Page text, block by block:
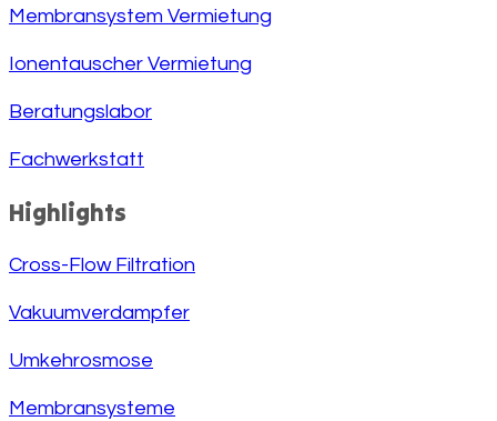
Membransystem Vermietung
Ionentauscher Vermietung
Beratungslabor
Fachwerkstatt
Highlights
Cross-Flow Filtration
Vakuumverdampfer
Umkehrosmose
Membransysteme